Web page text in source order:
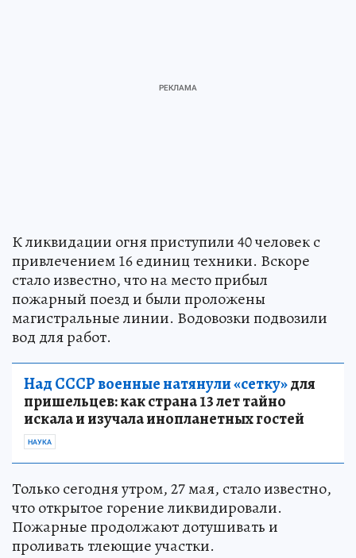
К ликвидации огня приступили 40 человек с
привлечением 16 единиц техники. Вскоре
стало известно, что на место прибыл
пожарный поезд и были проложены
магистральные линии. Водовозки подвозили
вод для работ.
Над СССР военные натянули «сетку»для
пришельцев: как страна 13 лет тайно
искала и изучала инопланетных гостей
НАУКА
Только сегодня утром, 27 мая, стало известно,
что открытое горение ликвидировали.
Пожарные продолжают дотушивать и
проливать тлеющие участки.